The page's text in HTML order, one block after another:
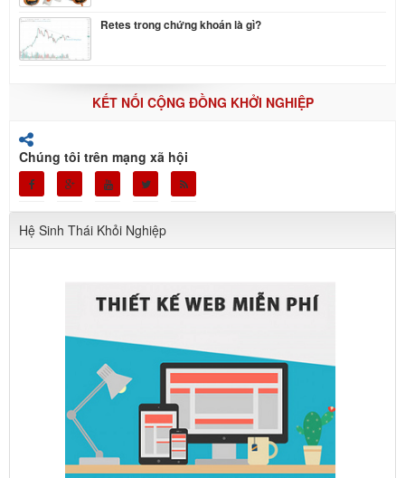
Retes trong chứng khoán là gì?
KẾT NỐI CỘNG ĐỒNG KHỞI NGHIỆP
Chúng tôi trên mạng xã hội
Hệ Sinh Thái Khỏi Nghiệp